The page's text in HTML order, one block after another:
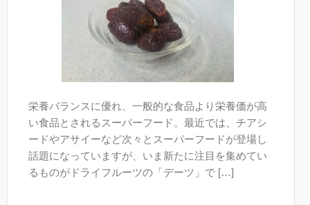
栄養バランスに優れ、一般的な食品より栄養価が高
い食品とされるスーパーフード。最近では、チアシ
ードやアサイーなど次々とスーパーフードが登場し
話題になっていますが、いま新たに注目を集めてい
るものがドライフルーツの「デーツ」で […]